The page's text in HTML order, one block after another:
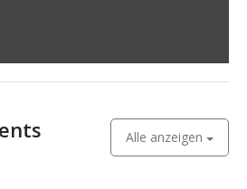
Alle anzeigen